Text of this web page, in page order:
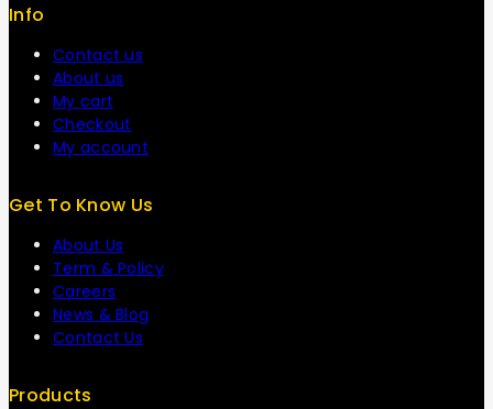
Info
Contact us
About us
My cart
Checkout
My account
Get To Know Us
About Us
Term & Policy
Careers
News & Blog
Contact Us
Products